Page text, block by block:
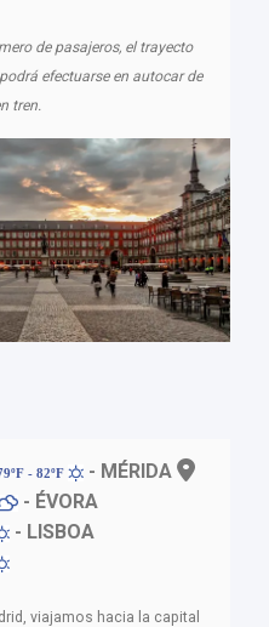
de pasajeros, el trayecto
efectuarse en autocar de
tren.
- 82ºF - MÉRIDA
- ÉVORA
- LISBOA
viajamos hacia la capital